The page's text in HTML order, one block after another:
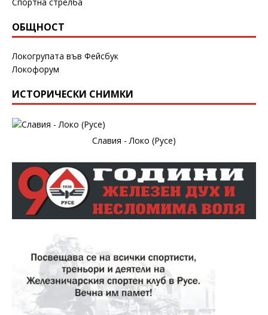
ОБЩНОСТ
Локогрупата във Фейсбук
Локофорум
ИСТОРИЧЕСКИ СНИМКИ
Славия - Локо (Русе)